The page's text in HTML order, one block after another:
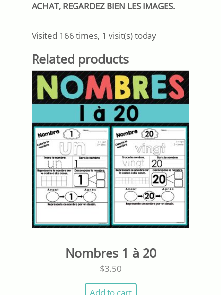
ACHAT, REGARDEZ BIEN LES IMAGES.
Visited 166 times, 1 visit(s) today
Related products
Nombres 1 à 20
$3.50
Add to cart